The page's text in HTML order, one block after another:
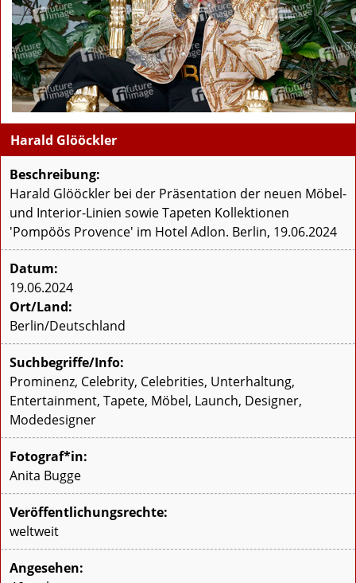
Harald Glööckler
Beschreibung:
Harald Glööckler bei der Präsentation der neuen Möbel-
und Interior-Linien sowie Tapeten Kollektionen
'Pompöös Provence' im Hotel Adlon. Berlin, 19.06.2024
Datum:
19.06.2024
Ort/Land:
Berlin/Deutschland
Suchbegriffe/Info:
Prominenz, Celebrity, Celebrities, Unterhaltung,
Entertainment, Tapete, Möbel, Launch, Designer,
Modedesigner
Fotograf*in:
Anita Bugge
Veröffentlichungsrechte:
weltweit
Angesehen: